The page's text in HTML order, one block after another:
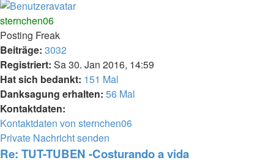
sternchen06
Posting Freak
Beiträge: 3032
Registriert: Sa 30. Jan 2016, 14:59
Hat sich bedankt: 151 Mal
Danksagung erhalten: 56 Mal
Kontaktdaten:
Kontaktdaten von sternchen06
Private Nachricht senden
Re: TUT-TUBEN -Costurando a vida